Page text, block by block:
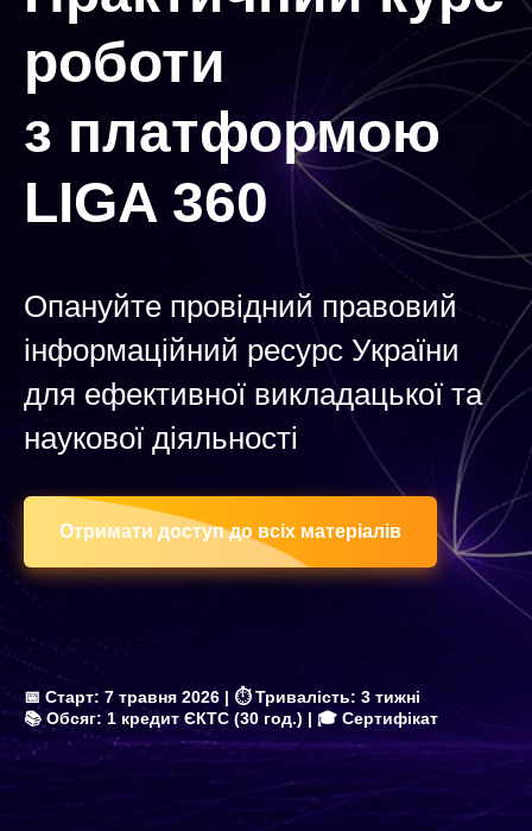
роботи
з платформою
LIGA 360
Опануйте провідний правовий
інформаційний ресурс України
для ефективної викладацької та
наукової діяльності
Отримати доступ до всіх матеріалів
📅 Старт: 7 травня 2026 | ⏱Тривалість: 3 тижні
📚Обсяг: 1 кредит ЄКТС (30 год.) | 🎓 Сертифікат